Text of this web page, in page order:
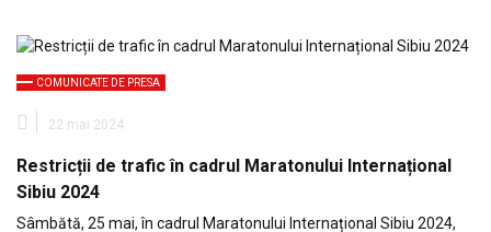
COMUNICATE DE PRESA
22 mai 2024
Restricții de trafic în cadrul Maratonului Internațional
Sibiu 2024
Sâmbătă, 25 mai, în cadrul Maratonului Internațional Sibiu 2024,